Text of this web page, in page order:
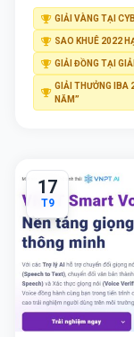
chi phí cho khách
cuộc gọi dựa
GIẢI VÀNG TẠI
SAO KHUÊ 2022
GIẢI ĐỒNG TẠI
GIẢI THƯỞNG IBA
NĂM”
17
T9